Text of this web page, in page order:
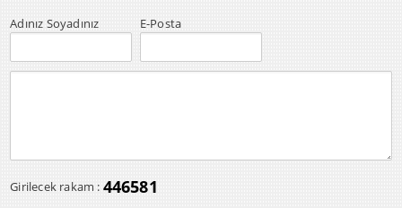
Adınız Soyadınız E-Posta
Girilecek rakam : 446581